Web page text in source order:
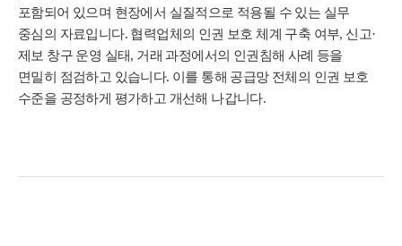
포함되어 있으며 현장에서 실질적으로 적용될 수 있는 실무
중심의 자료입니다. 협력업체의 인권 보호 체계 구축 여부, 신고·
제보 창구 운영 실태, 거래 과정에서의 인권침해 사례 등을
면밀히 점검하고 있습니다. 이를 통해 공급망 전체의 인권 보호
수준을 공정하게 평가하고 개선해 나갑니다.